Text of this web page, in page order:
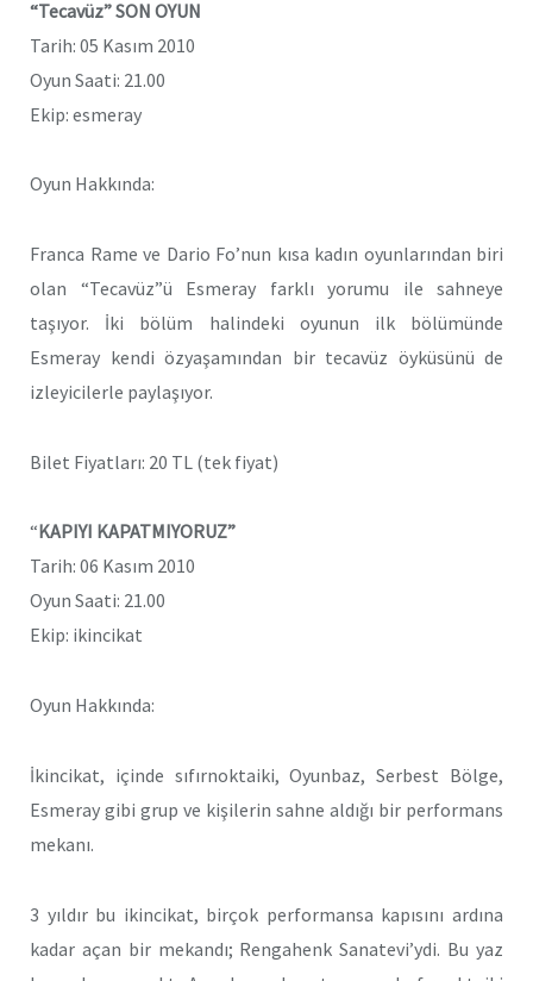
“Tecavüz” SON OYUN
Tarih: 05 Kasım 2010
Oyun Saati: 21.00
Ekip: esmeray
Oyun Hakkında:
Franca Rame ve Dario Fo’nun kısa kadın oyunlarından biri
olan “Tecavüz”ü Esmeray farklı yorumu ile sahneye
taşıyor. İki bölüm halindeki oyunun ilk bölümünde
Esmeray kendi özyaşamından bir tecavüz öyküsünü de
izleyicilerle paylaşıyor.
Bilet Fiyatları: 20 TL (tek fiyat)
“KAPIYI KAPATMIYORUZ”
Tarih: 06 Kasım 2010
Oyun Saati: 21.00
Ekip: ikincikat
Oyun Hakkında:
İkincikat, içinde sıfırnoktaiki, Oyunbaz, Serbest Bölge,
Esmeray gibi grup ve kişilerin sahne aldığı bir performans
mekanı.
3 yıldır bu ikincikat, birçok performansa kapısını ardına
kadar açan bir mekandı; Rengahenk Sanatevi’ydi. Bu yaz